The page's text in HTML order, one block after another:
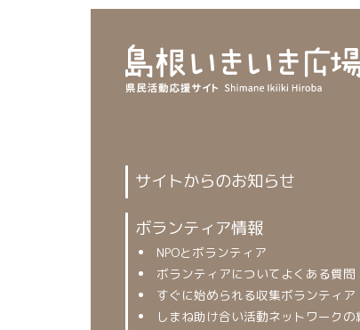
サイトからのお知らせ
ボランティア情報
NPOとボランティア
ボランティアについてよくある質問
すぐに始められる収集ボランティア
しまね助け合い活動ネットワークの